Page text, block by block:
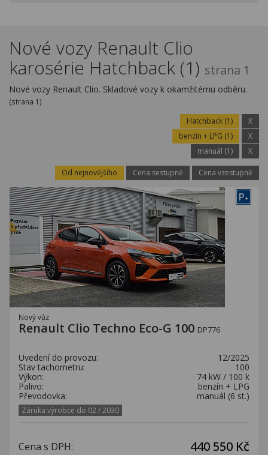
Kariéra
Kontakty
Nové vozy Renault Clio
karosérie Hatchback (1) strana 1
Nové vozy Renault Clio. Skladové vozy k okamžitému odběru.
(strana 1)
Hatchback (1)
X
benzín + LPG (1)
X
manuál (1)
X
Od nejnovějšího Cena sestupně Cena vzestupně
P+
Nový vůz
Renault Clio Techno Eco-G 100 DP776
Uvedení do provozu:
12/2025
Stav tachometru:
100
Výkon:
74 kW / 100 k
Palivo:
benzín + LPG
Převodovka:
manuál (6 st.)
Záruka výrobce do 02 / 2030
Cena s DPH: 440 550 Kč